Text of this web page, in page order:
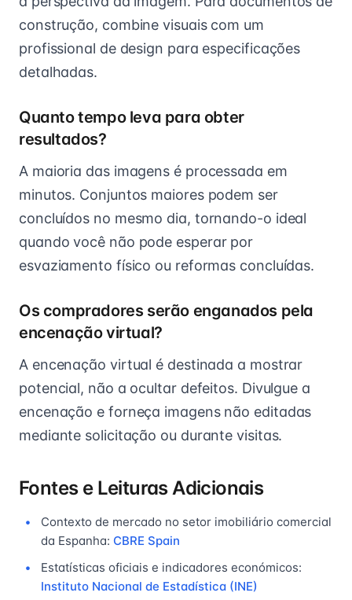
construção, combine visuais com um
profissional de design para especificações
detalhadas.
Quanto tempo leva para obter
resultados?
A maioria das imagens é processada em
minutos. Conjuntos maiores podem ser
concluídos no mesmo dia, tornando-o ideal
quando você não pode esperar por
esvaziamento físico ou reformas concluídas.
Os compradores serão enganados pela
encenação virtual?
A encenação virtual é destinada a mostrar
potencial, não a ocultar defeitos. Divulgue a
encenação e forneça imagens não editadas
mediante solicitação ou durante visitas.
Fontes e Leituras Adicionais
Contexto de mercado no setor imobiliário comercial
da Espanha: CBRE Spain
Estatísticas oficiais e indicadores económicos:
Instituto Nacional de Estadística (INE)